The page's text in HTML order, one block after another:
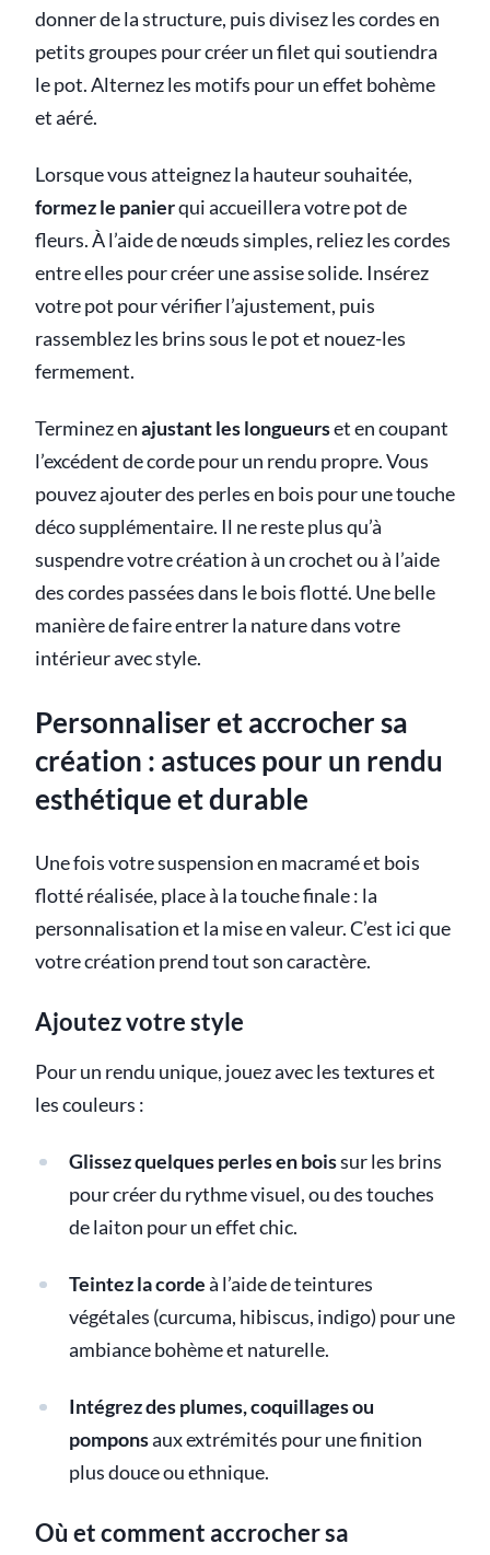
donner de la structure, puis divisez les cordes en
petits groupes pour créer un filet qui soutiendra
le pot. Alternez les motifs pour un effet bohème
et aéré.
Lorsque vous atteignez la hauteur souhaitée,
formez le panierqui accueillera votre pot de
fleurs. À l’aide de nœuds simples, reliez les cordes
entre elles pour créer une assise solide. Insérez
votre pot pour vérifier l’ajustement, puis
rassemblez les brins sous le pot et nouez-les
fermement.
Terminez enajustant les longueurset en coupant
l’excédent de corde pour un rendu propre. Vous
pouvez ajouter des perles en bois pour une touche
déco supplémentaire. Il ne reste plus qu’à
suspendre votre création à un crochet ou à l’aide
des cordes passées dans le bois flotté. Une belle
manière de faire entrer la nature dans votre
intérieur avec style.
Personnaliser et accrocher sa
création : astuces pour un rendu
esthétique et durable
Une fois votre suspension en macramé et bois
flotté réalisée, place à la touche finale : la
personnalisation et la mise en valeur. C’est ici que
votre création prend tout son caractère.
Ajoutez votre style
Pour un rendu unique, jouez avec les textures et
les couleurs :
Glissez quelques perles en boissur les brins
pour créer du rythme visuel, ou des touches
de laiton pour un effet chic.
Teintez la cordeà l’aide de teintures
végétales (curcuma, hibiscus, indigo) pour une
ambiance bohème et naturelle.
Intégrez des plumes, coquillages ou
pomponsaux extrémités pour une finition
plus douce ou ethnique.
Où et comment accrocher sa